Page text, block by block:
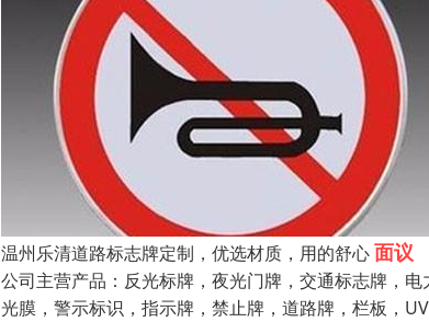
温州乐清道路标志牌定制，优选材质，用的舒心面议
公司主营产品：反光标牌，夜光门牌，交通标志牌，
光膜，警示标识，指示牌，禁止牌，道路牌，栏板，